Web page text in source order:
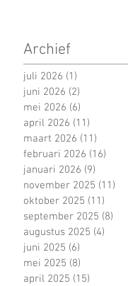
Archief
juli 2026 (1)
juni 2026 (2)
mei 2026 (6)
april 2026 (11)
maart 2026 (11)
februari 2026 (16)
januari 2026 (9)
november 2025 (11)
oktober 2025 (11)
september 2025 (8)
augustus 2025 (4)
juni 2025 (6)
mei 2025 (8)
april 2025 (15)